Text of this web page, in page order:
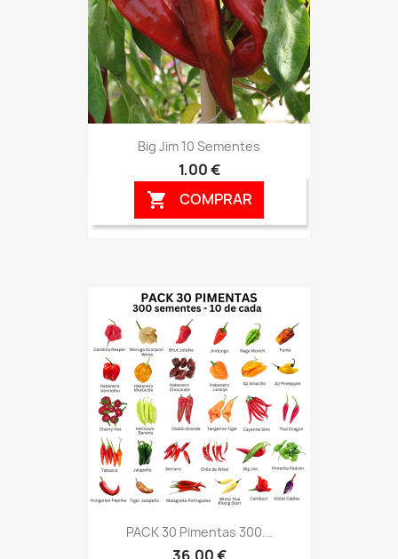
Big Jim 10 Sementes
1,00 €
 COMPRAR
PACK 30 Pimentas 300...